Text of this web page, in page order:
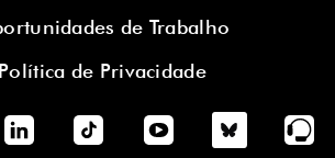
de Trabalho
Política de Privacidade